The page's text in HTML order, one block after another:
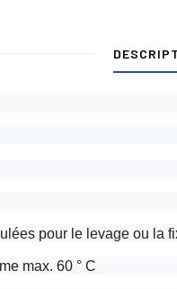
pour le levage ou la
max. 60 ° C